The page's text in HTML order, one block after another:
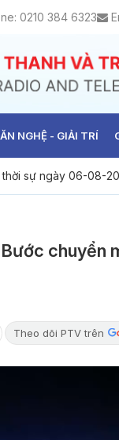
0210 384 6323
NGHỆ - GIẢI TRÍ
thời sự ngày 06-08-
chuyển
Theo dõi PTV trên